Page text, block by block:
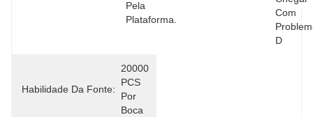
Pela
Plataforma.
Com
D
Habilidade Da Fonte:
20000
PCS
Por
Boca